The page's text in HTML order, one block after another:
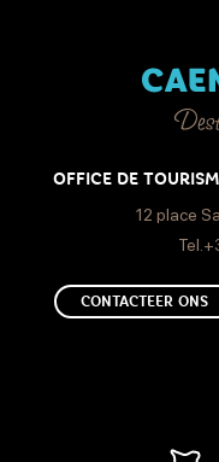
OFFICE DE
12 place
CONTACTEER ONS